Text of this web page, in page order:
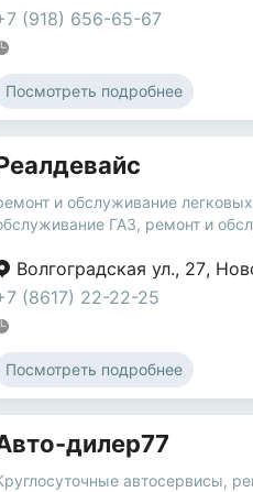
(918) 656-65-67
Посмотреть подробнее
и обслуживание
ГАЗ, ремонт и
Волгоградская ул., 27,
(8617) 22-22-25
Посмотреть подробнее
дилер77
автосервисы,